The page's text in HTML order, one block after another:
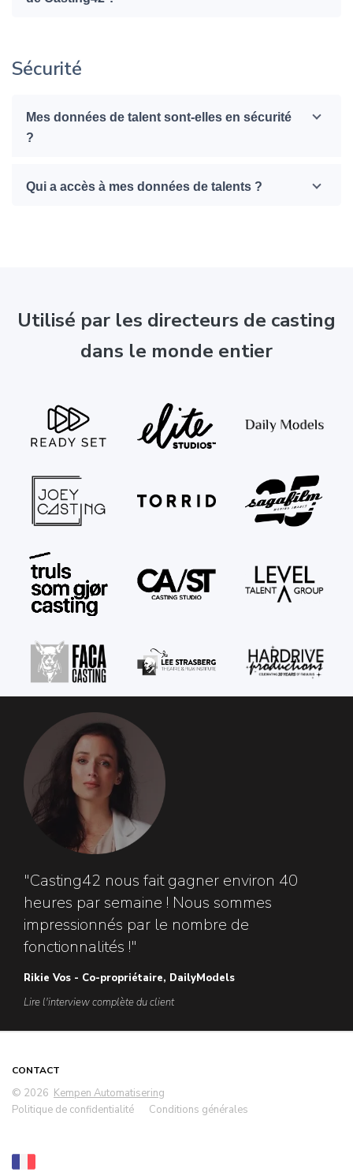
Sécurité
Mes données de talent sont-elles en sécurité
?
Qui a accès à mes données de talents ?
Utilisé par les directeurs de casting
dans le monde entier
"Casting42 nous fait gagner environ 40
heures par semaine ! Nous sommes
impressionnés par le nombre de
fonctionnalités !"
Rikie Vos - Co-propriétaire, DailyModels
Lire l'interview complète du client
CONTACT
© 2026 Kempen Automatisering
Politique de confidentialité
Conditions générales